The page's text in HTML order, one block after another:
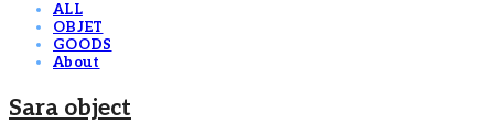
ALL
OBJET
GOODS
About
Sara object